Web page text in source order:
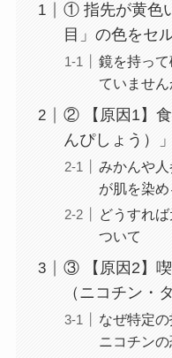
① 指先が黄色
目」の色をセ
鏡を持っ
ていません
② 【原因1】
んぴしょう）」
みかんや人
が肌を染
どうすれ
ついて
③ 【原因2】
（ニコチン・
なぜ特定
ニコチン